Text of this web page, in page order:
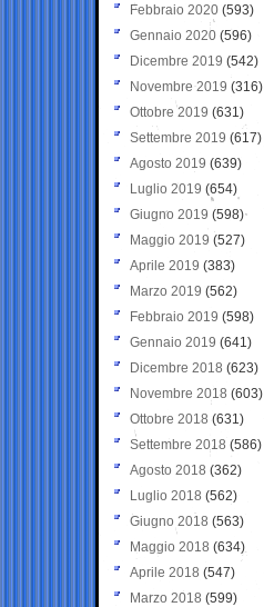
Febbraio 2020 (593)
Gennaio 2020 (596)
Dicembre 2019 (542)
Novembre 2019 (316)
Ottobre 2019 (631)
Settembre 2019 (617)
Agosto 2019 (639)
Luglio 2019 (654)
Giugno 2019 (598)
Maggio 2019 (527)
Aprile 2019 (383)
Marzo 2019 (562)
Febbraio 2019 (598)
Gennaio 2019 (641)
Dicembre 2018 (623)
Novembre 2018 (603)
Ottobre 2018 (631)
Settembre 2018 (586)
Agosto 2018 (362)
Luglio 2018 (562)
Giugno 2018 (563)
Maggio 2018 (634)
Aprile 2018 (547)
Marzo 2018 (599)